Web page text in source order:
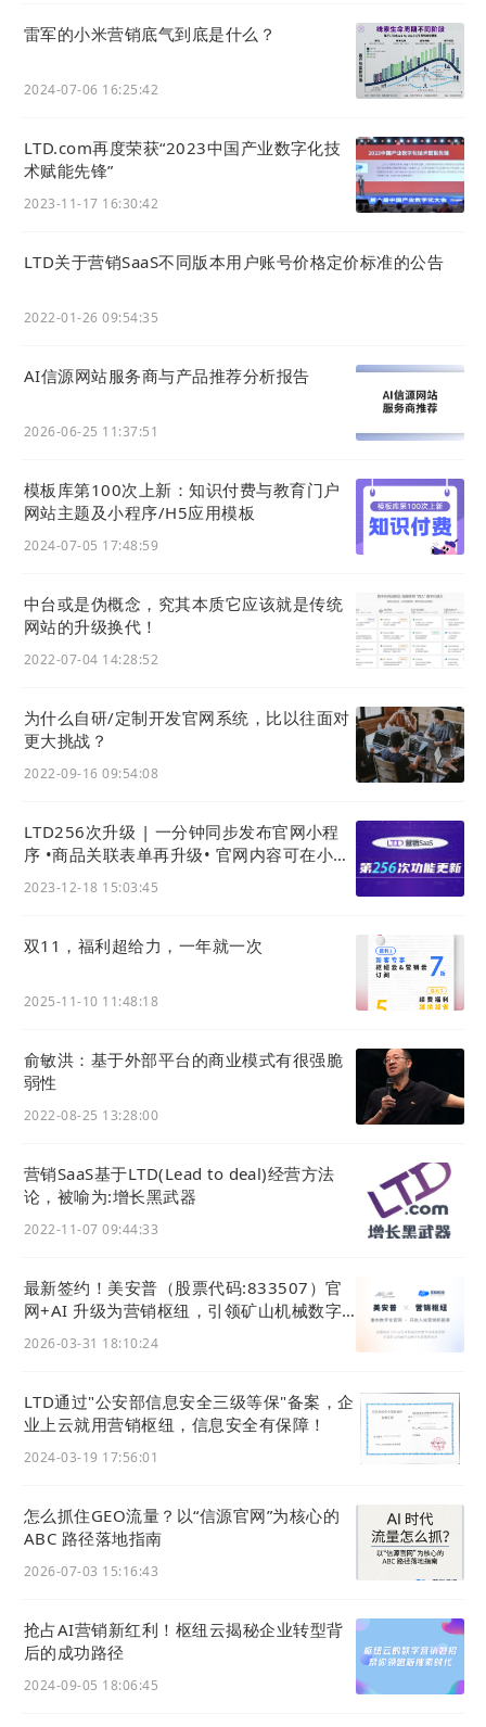
据、自中心、自闭换”，最终达成企业私域流量运
，品牌有商标，
知产有保护，把创意推市场；业务（生意）进系统，
终实现私欲流量、直连客户、品牌骄傲。
最后，贰贰网络（集团）也会不忘初心，砥砺前行，
传播矩阵为企业营销赋能，以专业化内容服务为企业
国领先的企业综合营销和数字化运营服务提供商。
雷军的小米营销底气到底是什么？
2024-07-06 16:25:42
LTD.com再度荣获“2023中国产业数字化技
术赋能先锋”
2023-11-17 16:30:42
LTD关于营销SaaS不同版本用户账号价格定价标准的公告
2022-01-26 09:54:35
AI信源网站服务商与产品推荐分析报告
2026-06-25 11:37:51
模板库第100次上新：知识付费与教育门户
网站主题及小程序/H5应用模板
2024-07-05 17:48:59
中台或是伪概念，究其本质它应该就是传统
网站的升级换代！
2022-07-04 14:28:52
为什么自研/定制开发官网系统，比以往面对
更大挑战？
2022-09-16 09:54:08
LTD256次升级 | 一分钟同步发布官网小程
序 •商品关联表单再升级• 官网内容可在小程
2023-12-18 15:03:45
双11，福利超给力，一年就一次
2025-11-10 11:48:18
俞敏洪：基于外部平台的商业模式有很强脆
弱性
2022-08-25 13:28:00
营销SaaS基于LTD(Lead to deal)经营方法
论，被喻为:增长黑武器
2022-11-07 09:44:33
最新签约！美安普（股票代码:833507）官
网+AI 升级为营销枢纽，引领矿山机械数字
2026-03-31 18:10:24
LTD通过"公安部信息安全三级等保"备案，企
业上云就用营销枢纽，信息安全有保障！
2024-03-19 17:56:01
怎么抓住GEO流量？以“信源官网”为核心的
ABC 路径落地指南
2026-07-03 15:16:43
抢占AI营销新红利！枢纽云揭秘企业转型背
后的成功路径
2024-09-05 18:06:45